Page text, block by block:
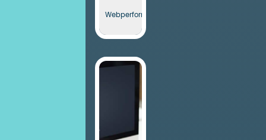
Webperformance